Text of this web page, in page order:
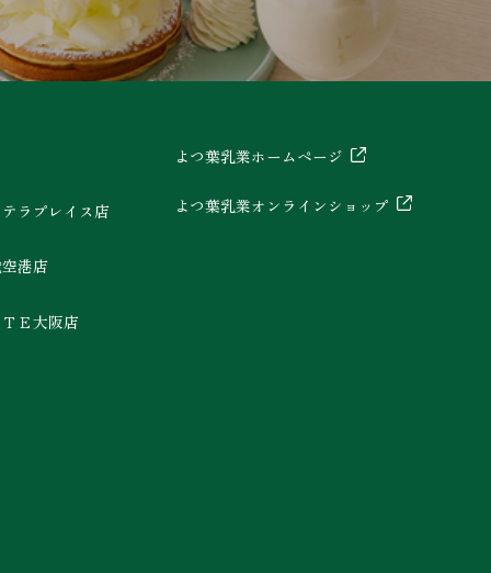
ラプレイス店
港店
Ｅ大阪店
よつ葉乳業ホームページ
よつ葉乳業オンラインショップ